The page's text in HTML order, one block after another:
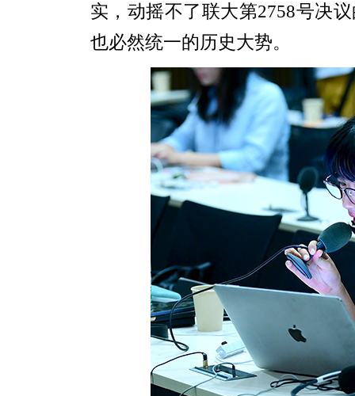
实，动摇不了联大第2758号决
也必然统一的历史大势。